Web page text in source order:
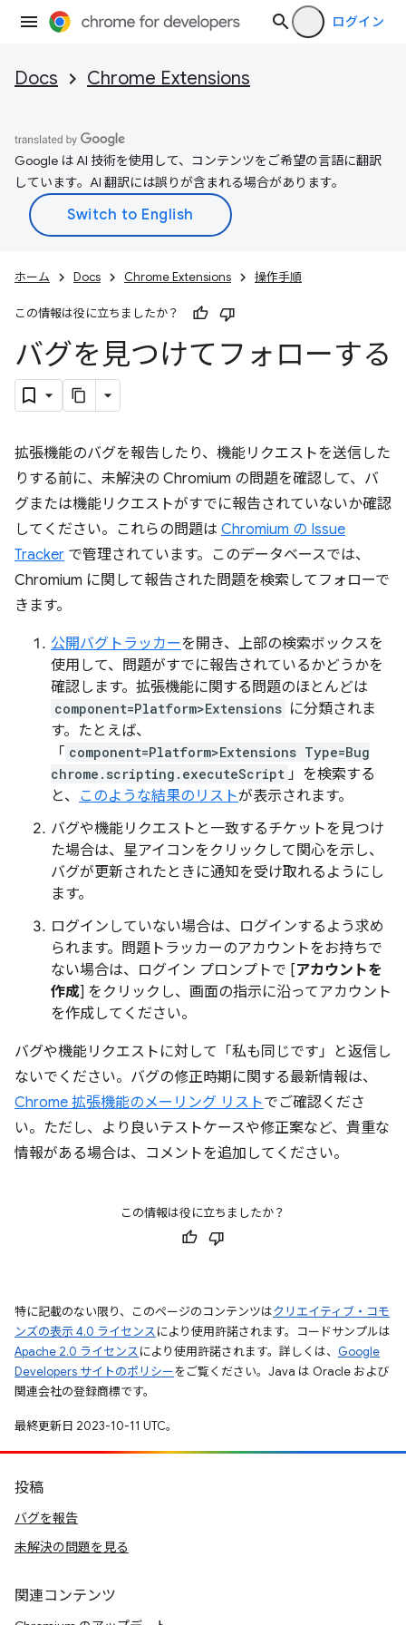
ログイン
Docs Chrome Extensions
Google は AI 技術を使用して、コンテンツをご希望の言語に翻訳
しています。AI 翻訳には誤りが含まれる場合があります。
ホーム Docs Chrome Extensions 操作手順
この情報は役に立ちましたか？
バグを見つけてフォローする
拡張機能のバグを報告したり、機能リクエストを送信した
りする前に、未解決の Chromium の問題を確認して、バ
グまたは機能リクエストがすでに報告されていないか確認
してください。これらの問題は Chromium の Issue
Tracker で管理されています。このデータベースでは、
Chromium に関して報告された問題を検索してフォローで
きます。
公開バグトラッカーを開き、上部の検索ボックスを
使用して、問題がすでに報告されているかどうかを
確認します。拡張機能に関する問題のほとんどは
component=Platform>Extensions に分類されま
す。たとえば、
「 component=Platform>Extensions Type=Bug
chrome.scripting.executeScript 」を検索する
と、 このような結果のリストが表示されます。
バグや機能リクエストと一致するチケットを見つけ
た場合は、星アイコンをクリックして関心を示し、
バグが更新されたときに通知を受け取れるようにし
ます。
ログインしていない場合は、ログインするよう求め
られます。問題トラッカーのアカウントをお持ちで
ない場合は、ログイン プロンプトで [アカウントを
作成] をクリックし、画面の指示に沿ってアカウント
を作成してください。
バグや機能リクエストに対して「私も同じです」と返信し
ないでください。バグの修正時期に関する最新情報は、
Chrome 拡張機能のメーリング リストでご確認くださ
い。ただし、より良いテストケースや修正案など、貴重な
情報がある場合は、コメントを追加してください。
この情報は役に立ちましたか？
特に記載のない限り、このページのコンテンツはクリエイティブ・コモ
ンズの表示 4.0 ライセンスにより使用許諾されます。コードサンプルは
Apache 2.0 ライセンスにより使用許諾されます。詳しくは、 Google
Developers サイトのポリシーをご覧ください。Java は Oracle および
関連会社の登録商標です。
最終更新日 2023-10-11 UTC。
投稿
バグを報告
未解決の問題を見る
関連コンテンツ